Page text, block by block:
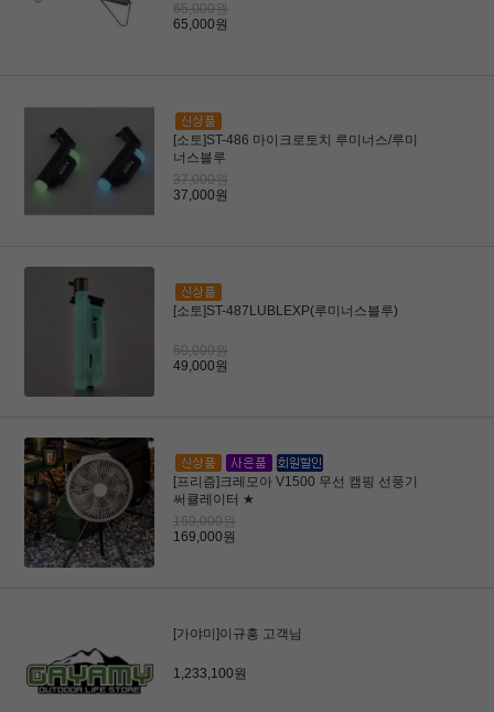
65,000원
65,000원
[소토]ST-486 마이크로토치 루미너스/루미
너스블루
37,000원
37,000원
[소토]ST-487LUBLEXP(루미너스블루)
50,000원
49,000원
[프리즘]크레모아 V1500 무선 캠핑 선풍기
써큘레이터 ★
169,000원
169,000원
[가야미]이규홍 고객님
1,233,100원